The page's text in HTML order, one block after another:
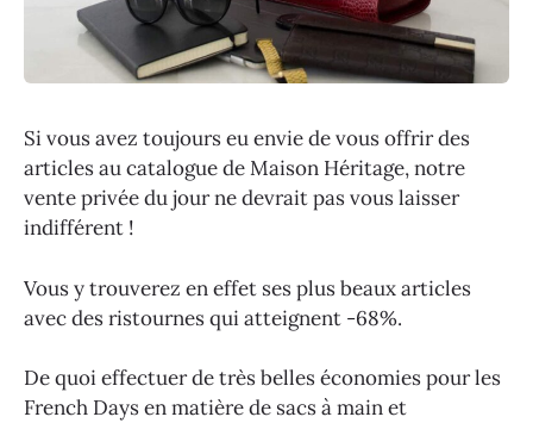
Si vous avez toujours eu envie de vous offrir des
articles au catalogue de Maison Héritage, notre
vente privée du jour ne devrait pas vous laisser
indifférent !
Vous y trouverez en effet ses plus beaux articles
avec des ristournes qui atteignent -68%.
De quoi effectuer de très belles économies pour les
French Days en matière de sacs à main et